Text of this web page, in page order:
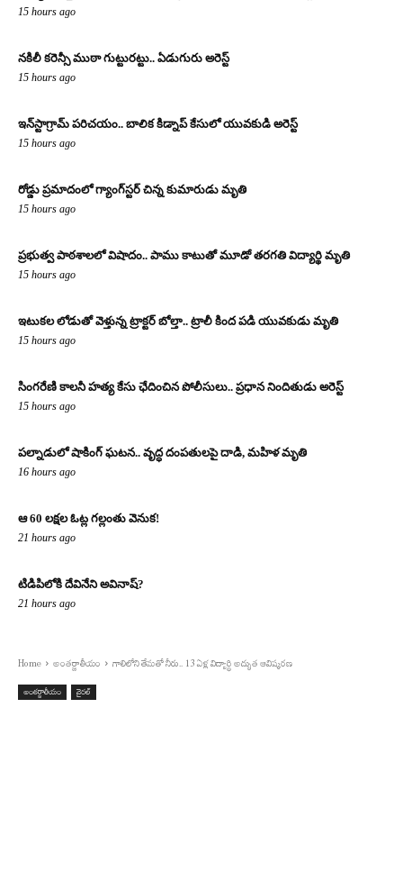
15 hours ago
నకిలీ కరెన్సీ ముఠా గుట్టురట్టు.. ఏడుగురు అరెస్ట్
15 hours ago
ఇన్‌స్టాగ్రామ్ పరిచయం.. బాలిక కిడ్నాప్ కేసులో యువకుడి అరెస్ట్
15 hours ago
రోడ్డు ప్రమాదంలో గ్యాంగ్‌స్టర్ చిన్న కుమారుడు మృతి
15 hours ago
ప్రభుత్వ పాఠశాలలో విషాదం.. పాము కాటుతో మూడో తరగతి విద్యార్థి మృతి
15 hours ago
ఇటుకల లోడుతో వెళ్తున్న ట్రాక్టర్ బోల్తా.. ట్రాలీ కింద పడి యువకుడు మృతి
15 hours ago
సింగరేణి కాలనీ హత్య కేసు ఛేదించిన పోలీసులు.. ప్రధాన నిందితుడు అరెస్ట్
15 hours ago
పల్నాడులో షాకింగ్ ఘటన.. వృద్ధ దంపతులపై దాడి, మహిళ మృతి
16 hours ago
ఆ 60 లక్షల ఓట్ల గల్లంతు వెనుక!
21 hours ago
టిడిపిలోకి దేవినేని అవినాష్?
21 hours ago